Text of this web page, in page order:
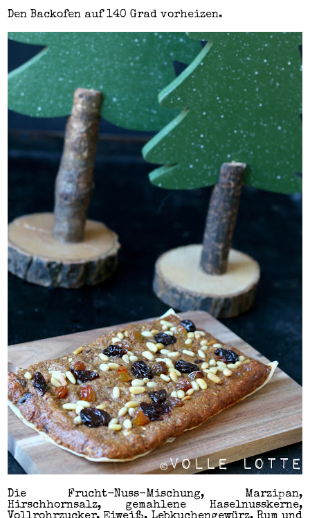
Den Backofen auf 140 Grad vorheizen.
Die Frucht-Nuss-Mischung, Marzipan,
Hirschhornsalz, gemahlene Haselnusskerne,